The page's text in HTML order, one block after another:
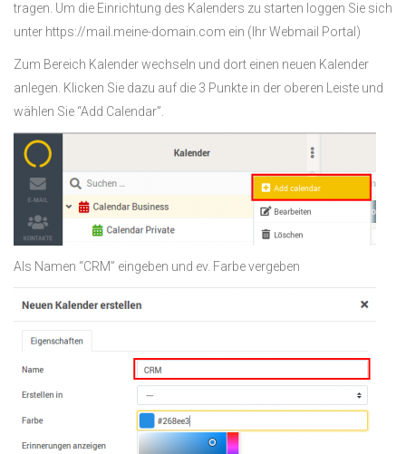
tragen. Um die Einrichtung des Kalenders zu starten loggen Sie sich
unter https://mail.meine-domain.com ein (Ihr Webmail Portal)
Zum Bereich Kalender wechseln und dort einen neuen Kalender
anlegen. Klicken Sie dazu auf die 3 Punkte in der oberen Leiste und
wählen Sie “Add Calendar”.
Als Namen “CRM” eingeben und ev. Farbe vergeben